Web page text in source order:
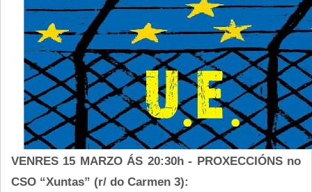
VENRES 15 MARZO ÁS 20:30h - PROXECCIÓNS no
CSO “Xuntas” (r/ do Carmen 3):